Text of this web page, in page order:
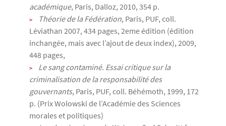
académique, Paris, Dalloz, 2010, 354 p.
Théorie de la Fédération, Paris, PUF, coll.
Léviathan 2007, 434 pages, 2eme édition (édition
inchangée, mais avec l’ajout de deux index), 2009,
448 pages,
Le sang contaminé. Essai critique sur la
criminalisation de la responsabilité des
gouvernants, Paris, PUF, coll. Béhémoth, 1999, 172
p. (Prix Wolowski de l’Académie des Sciences
morales et politiques)